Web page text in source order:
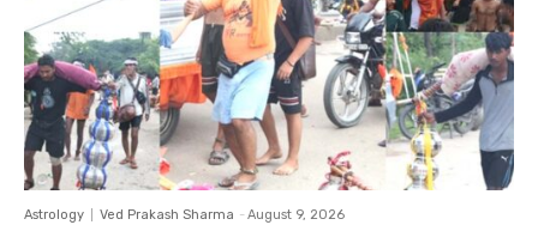
Astrology Ved Prakash Sharma - August 9, 2026